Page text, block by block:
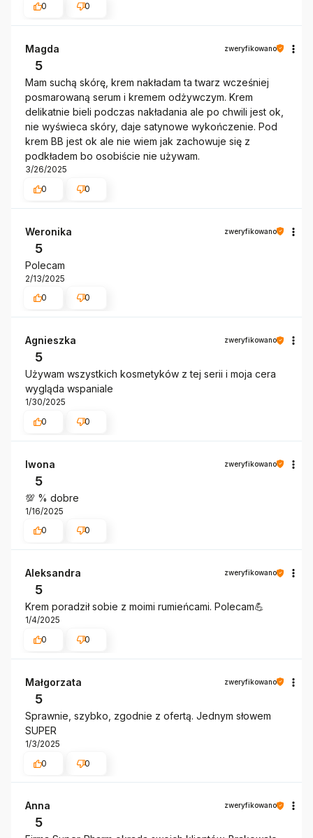
0
0
Magda zweryfikowano
5
Mam suchą skórę, krem nakładam ta twarz wcześniej
posmarowaną serum i kremem odżywczym. Krem
delikatnie bieli podczas nakładania ale po chwili jest ok,
nie wyświeca skóry, daje satynowe wykończenie. Pod
krem BB jest ok ale nie wiem jak zachowuje się z
podkładem bo osobiście nie używam.
3/26/2025
0
0
Weronika zweryfikowano
5
Polecam
2/13/2025
0
0
Agnieszka zweryfikowano
5
Używam wszystkich kosmetyków z tej serii i moja cera
wygląda wspaniale
1/30/2025
0
0
Iwona zweryfikowano
5
💯 % dobre
1/16/2025
0
0
Aleksandra zweryfikowano
5
Krem poradził sobie z moimi rumieńcami. Polecam💪
1/4/2025
0
0
Małgorzata zweryfikowano
5
Sprawnie, szybko, zgodnie z ofertą. Jednym słowem
SUPER
1/3/2025
0
0
Anna zweryfikowano
5